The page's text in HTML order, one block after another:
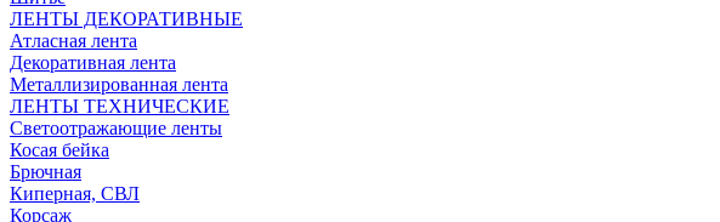
ЛЕНТЫ ДЕКОРАТИВНЫЕ
Атласная лента
Декоративная лента
Металлизированная лента
ЛЕНТЫ ТЕХНИЧЕСКИЕ
Светоотражающие ленты
Косая бейка
Брючная
Киперная, СВЛ
Корсаж